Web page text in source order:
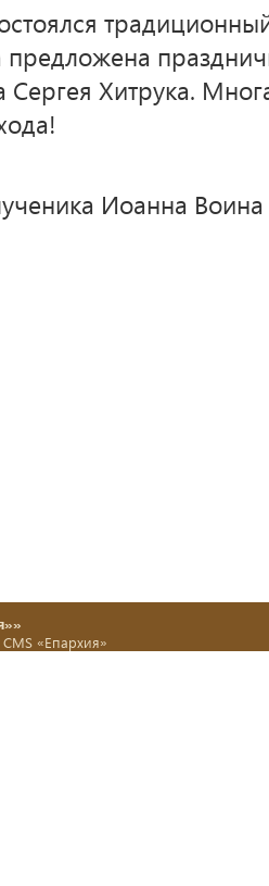
предложена
Сергея Хитрука.
Иоанна
CMS «Епархия»